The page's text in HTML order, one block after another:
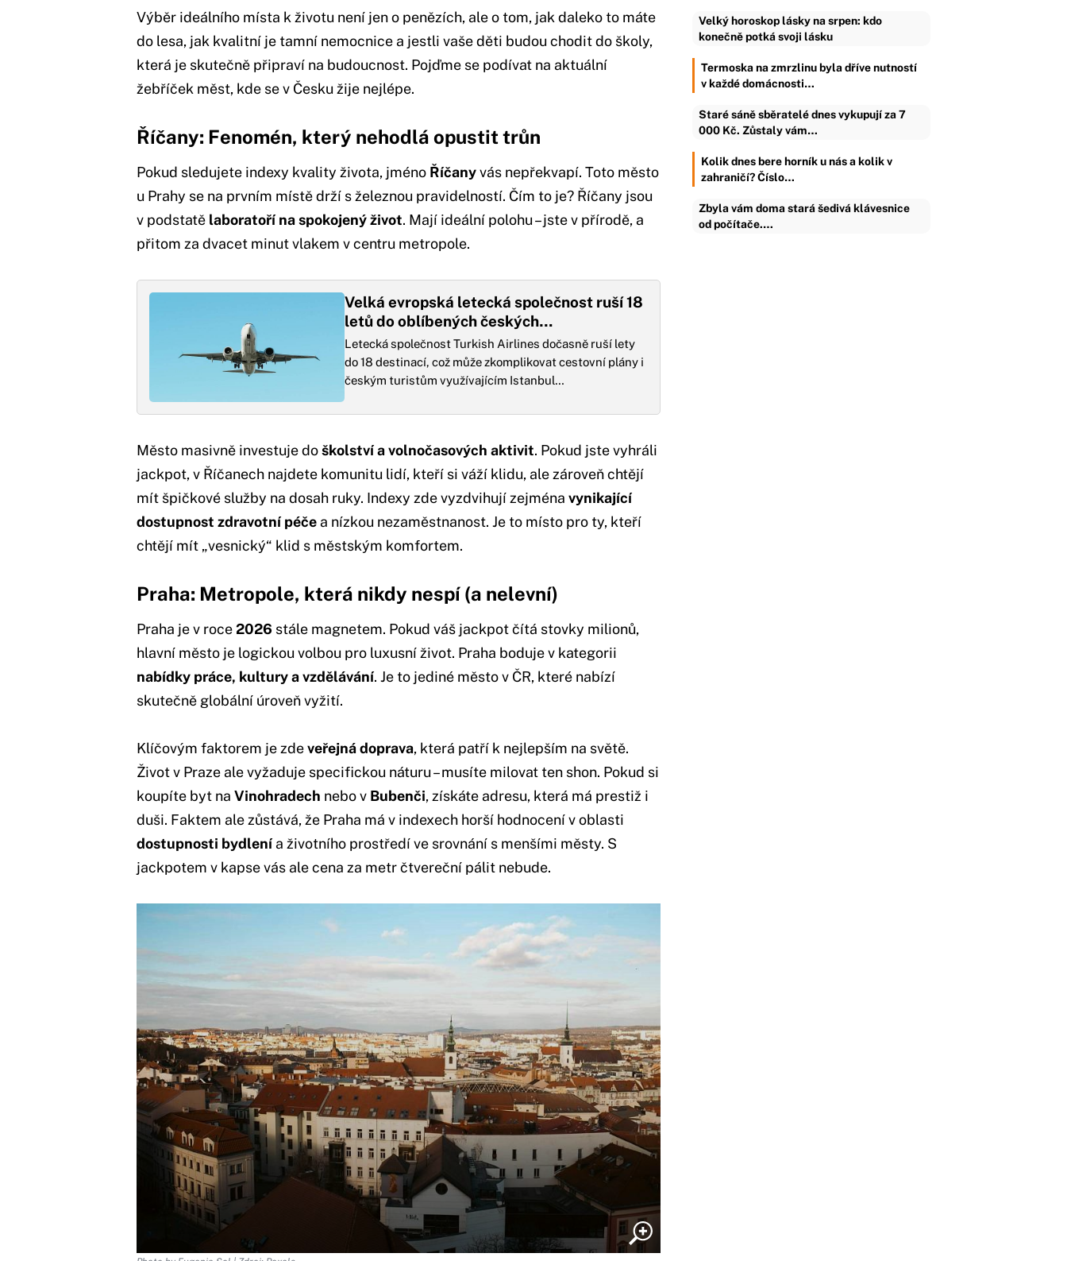
Výběr ideálního místa k životu není jen o penězích, ale o tom, jak daleko to máte
do lesa, jak kvalitní je tamní nemocnice a jestli vaše děti budou chodit do školy,
která je skutečně připraví na budoucnost. Pojďme se podívat na aktuální
žebříček měst, kde se v Česku žije nejlépe.
Říčany: Fenomén, který nehodlá opustit trůn
Pokud sledujete indexy kvality života, jméno Říčanyvás nepřekvapí. Toto město
u Prahy se na prvním místě drží s železnou pravidelností. Čím to je? Říčany jsou
v podstatě laboratoří na spokojený život. Mají ideální polohu – jste v přírodě, a
přitom za dvacet minut vlakem v centru metropole.
Velká evropská letecká společnost ruší 18
letů do oblíbených českých…
Letecká společnost Turkish Airlines dočasně ruší lety
do 18 destinací, což může zkomplikovat cestovní plány i
českým turistům využívajícím Istanbul…
Město masivně investuje doškolství a volnočasových aktivit. Pokud jste vyhráli
jackpot, v Říčanech najdete komunitu lidí, kteří si váží klidu, ale zároveň chtějí
mít špičkové služby na dosah ruky. Indexy zde vyzdvihují zejména vynikající
dostupnost zdravotní péčea nízkou nezaměstnanost. Je to místo pro ty, kteří
chtějí mít „vesnický“ klid s městským komfortem.
Praha: Metropole, která nikdy nespí (a nelevní)
Praha je v roce2026 stále magnetem. Pokud váš jackpot čítá stovky milionů,
hlavní město je logickou volbou pro luxusní život. Praha boduje v kategorii
nabídky práce, kultury a vzdělávání. Je to jediné město v ČR, které nabízí
skutečně globální úroveň vyžití.
Klíčovým faktorem je zdeveřejná doprava, která patří k nejlepším na světě.
Život v Praze ale vyžaduje specifickou náturu – musíte milovat ten shon. Pokud si
koupíte byt na Vinohradech nebo v Bubenči, získáte adresu, která má prestiž i
duši. Faktem ale zůstává, že Praha má v indexech horší hodnocení v oblasti
dostupnosti bydlenía životního prostředí ve srovnání s menšími městy. S
jackpotem v kapse vás ale cena za metr čtvereční pálit nebude.
Velký horoskop lásky na srpen: kdo
konečně potká svoji lásku
Termoska na zmrzlinu byla dříve nutností
v každé domácnosti…
Staré sáně sběratelé dnes vykupují za 7
000 Kč. Zůstaly vám…
Kolik dnes bere horník u nás a kolik v
zahraničí? Číslo…
Zbyla vám doma stará šedivá klávesnice
od počítače.…